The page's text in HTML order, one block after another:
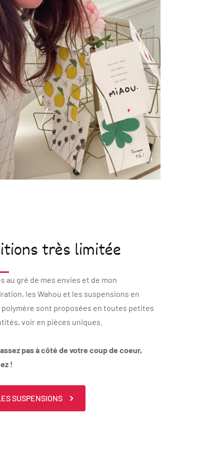
très limitée
au gré de mes envies et de mon
les Wahou et les suspensions en
polymère sont proposées en toutes petites
voir en pièces uniques.
pas à côté de votre coup de coeur,
!
SUSPENSIONS